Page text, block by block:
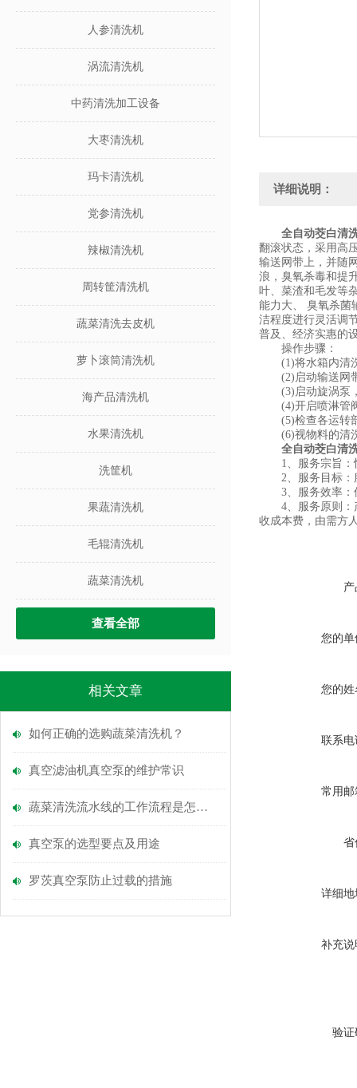
人参清洗机
涡流清洗机
中药清洗加工设备
大枣清洗机
玛卡清洗机
党参清洗机
辣椒清洗机
周转筐清洗机
蔬菜清洗去皮机
萝卜滚筒清洗机
海产品清洗机
水果清洗机
洗筐机
果蔬清洗机
毛辊清洗机
蔬菜清洗机
查看全部
相关文章
如何正确的选购蔬菜清洗机？
真空滤油机真空泵的维护常识
蔬菜清洗流水线的工作流程是怎么的？
真空泵的选型要点及用途
罗茨真空泵防止过载的措施
详细说明：
全自动茭白清
翻滚状态，采用高
输送网带上，并随
浪，臭氧杀毒和提
叶、菜渣和毛发等
能力大、 臭氧杀菌
洁程度进行灵活调
普及、经济实惠的
操作步骤：
(1)将水箱内清洗
(2)启动输送网带
(3)启动旋涡泵，
(4)开启喷淋管阀
(5)检查各运转部
(6)视物料的清洗
全自动茭白清
1、服务宗旨：
2、服务目标：
3、服务效率：保
4、服务原则：产
收成本费，由需方
您的单
您的姓
联系电
常用邮
省
详细地
补充说
验证